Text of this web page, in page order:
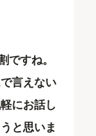
ですね。
言えない
にお話し
と思いま